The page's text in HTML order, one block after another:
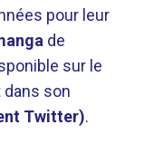
pour leur
de
sur le
dans son
Twitter).